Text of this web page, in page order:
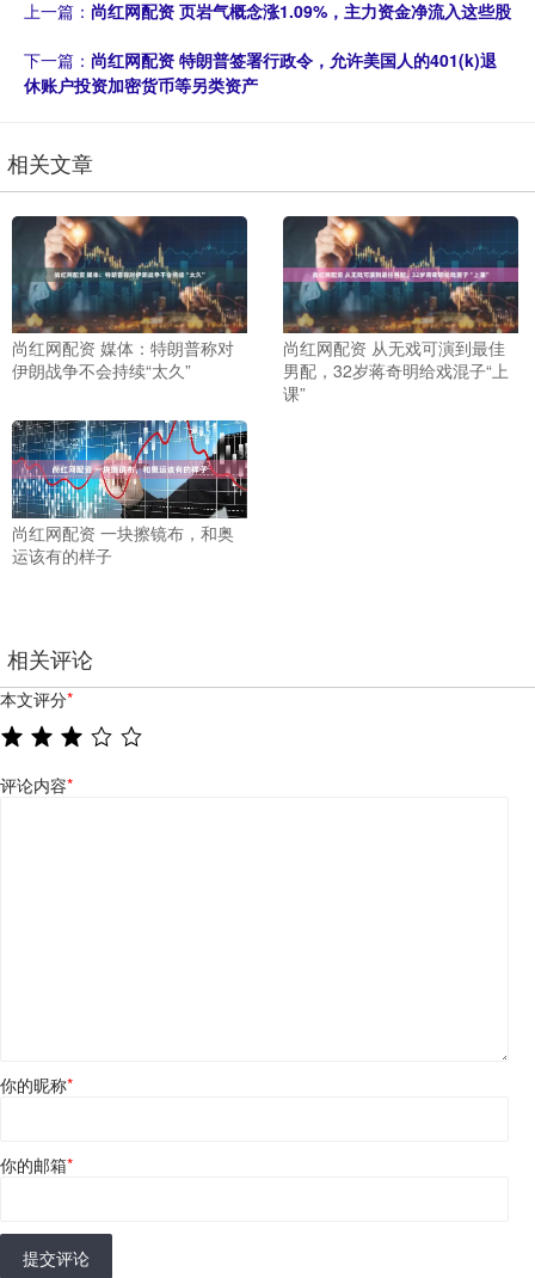
上一篇： 尚红网配资 页岩气概念涨1.09%，主力资金净流入这些股
下一篇： 尚红网配资 特朗普签署行政令，允许美国人的401(k)退
休账户投资加密货币等另类资产
相关文章
尚红网配资 媒体：特朗普称对
伊朗战争不会持续“太久”
尚红网配资 从无戏可演到最佳
男配，32岁蒋奇明给戏混子“上
课”
尚红网配资 一块擦镜布，和奥
运该有的样子
相关评论
本文评分*
评论内容*
你的昵称*
你的邮箱*
提交评论